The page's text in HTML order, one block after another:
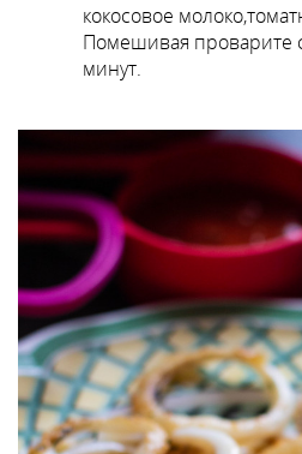
кокосовое
Помешивая проварите
минут.